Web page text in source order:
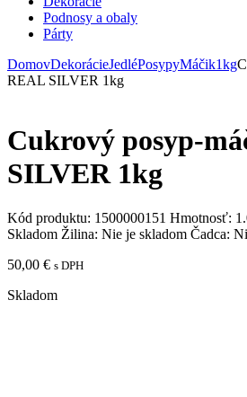
Podnosy a obaly
Párty
DomovDekorácieJedléPosypyMáčik1kg
REAL SILVER 1kg
Cukrový posyp-
SILVER 1kg
Kód produktu: 1500000151 Hmotnosť:
Skladom Žilina: Nie je skladom Čadca:
50,00 € s DPH
Skladom